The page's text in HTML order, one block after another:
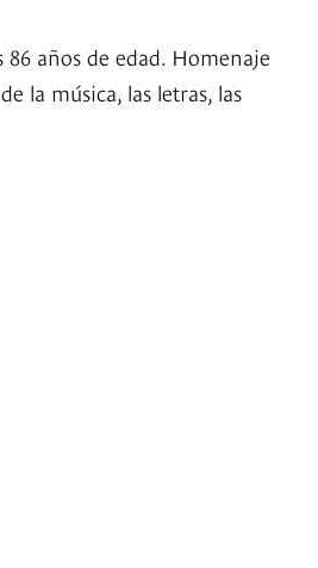
años de edad. Homenaje
la música, las letras, las